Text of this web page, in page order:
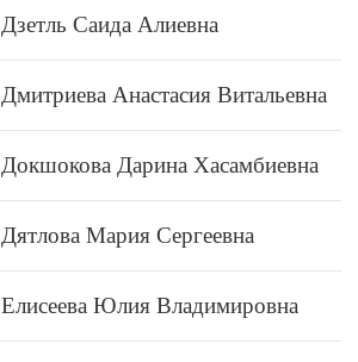
Дзетль Саида Алиевна
Дмитриева Анастасия Витальевна
Докшокова Дарина Хасамбиевна
Дятлова Мария Сергеевна
Елисеева Юлия Владимировна